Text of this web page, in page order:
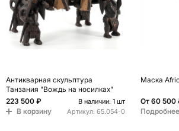
Антикварная скульптура
Танзания "Вождь на носилках"
223 500 ₽
В наличии: 1 шт
В корзину Артикул: 65.054-0
Маска
От 60 500
Подробнее